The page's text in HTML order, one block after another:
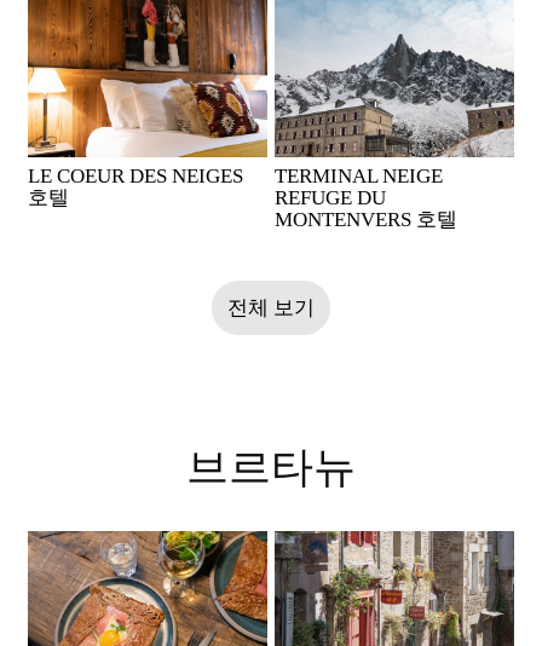
LE COEUR DES NEIGES
호텔
TERMINAL NEIGE
REFUGE DU
MONTENVERS 호텔
전체 보기
브르타뉴